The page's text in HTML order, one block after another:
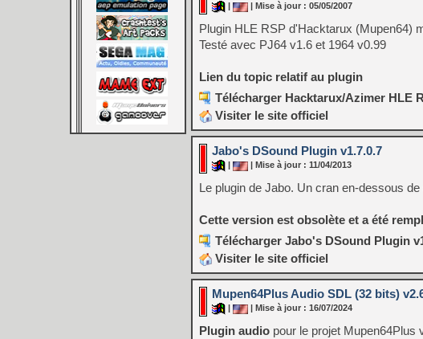
| Mise à jour : 05/05/2007
Plugin HLE RSP d'Hacktarux (Mupen64)
Testé avec PJ64 v1.6 et 1964 v0.99
Lien du topic relatif au plugin
Télécharger Hacktarux/Azimer HLE
Visiter le site officiel
Jabo's DSound Plugin v1.7.0.7
| Mise à jour : 11/04/2013
Le plugin de Jabo. Un cran en-dessous
Cette version est obsolète et a été
Télécharger Jabo's DSound Plugin
Visiter le site officiel
Mupen64Plus Audio SDL (32 bits)
| Mise à jour : 16/07/2024
Plugin audio pour le projet Mupen64Plus